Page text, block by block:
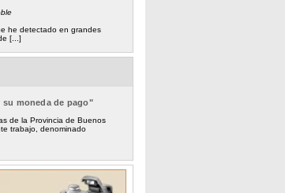
he detectado en grandes
[...]
moneda de pago"
de la Provincia de Buenos
trabajo, denominado